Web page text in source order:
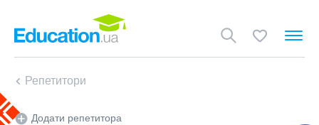
Репетитори
Додати репетитора